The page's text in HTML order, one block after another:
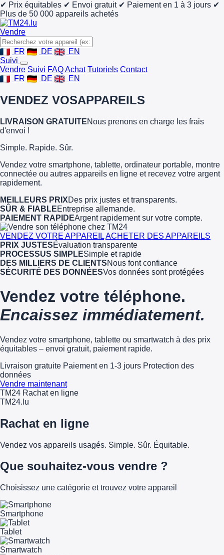
✔ Prix équitables ✔ Envoi gratuit ✔ Paiement en 1 à 3 jours ✔
Plus de 50 000 appareils achetés
Vendre
FR DE
EN
Suivi
Vendre Suivi FAQ Achat Tutoriels Contact
FR
DE EN
VENDEZ VOSAPPAREILS
LIVRAISON GRATUITENous prenons en charge les frais
d'envoi !
Simple. Rapide. Sûr.
Vendez votre smartphone, tablette, ordinateur portable, montre
connectée ou autres appareils en ligne et recevez votre argent
rapidement.
MEILLEURS PRIXDes prix justes et transparents.
SÛR & FIABLEEntreprise allemande.
PAIEMENT RAPIDEArgent rapidement sur votre compte.
VENDEZ VOTRE APPAREILACHETER DES APPAREILS
PRIX JUSTESÉvaluation transparente
PROCESSUS SIMPLESimple et rapide
DES MILLIERS DE CLIENTSNous font confiance
SÉCURITÉ DES DONNÉESVos données sont protégées
Vendez votre téléphone.
Encaissez immédiatement.
Vendez votre smartphone, tablette ou smartwatch à des prix
équitables – envoi gratuit, paiement rapide.
Livraison gratuite Paiement en 1-3 jours Protection des
données
Vendre maintenant
TM24 Rachat en ligne
TM24.lu
Rachat en ligne
Vendez vos appareils usagés. Simple. Sûr. Équitable.
Que souhaitez-vous vendre ?
Choisissez une catégorie et trouvez votre appareil
Smartphone
Tablet
Smartwatch